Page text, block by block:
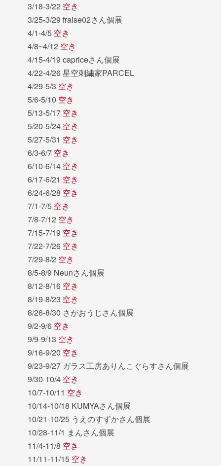
3/18-3/22 空き
3/25-3/29 fraise02さん個展
4/1-4/5 空き
4/8~4/12 空き
4/15-4/19 capriceさん個展
4/22-4/26 星空刺繍家PARCEL
4/29-5/3 空き
5/6-5/10 空き
5/13-5/17 空き
5/20-5/24 空き
5/27-5/31 空き
6/3-6/7 空き
6/10-6/14 空き
6/17-6/21 空き
6/24-6/28 空き
7/1-7/5 空き
7/8-7/12 空き
7/15-7/19 空き
7/22-7/26 空き
7/29-8/2 空き
8/5-8/9 Neunさん個展
8/12-8/16 空き
8/19-8/23 空き
8/26-8/30 さがおうじさん個展
9/2-9/6 空き
9/9-9/13 空き
9/16-9/20 空き
9/23-9/27 ガラス工房ありんこぐらすさん個展
9/30-10/4 空き
10/7-10/11 空き
10/14-10/18 KUMYAさん個展
10/21-10/25 うえのすずかさん個展
10/28-11/1 まんさん個展
11/4-11/8 空き
11/11-11/15 空き